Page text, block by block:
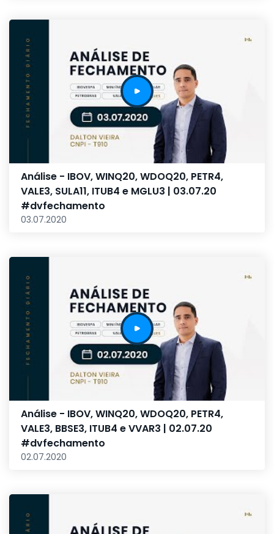
Análise - IBOV, WINQ20, WDOQ20, PETR4,
VALE3, SULA11, ITUB4 e MGLU3 | 03.07.20
#dvfechamento
03.07.2020
Análise - IBOV, WINQ20, WDOQ20, PETR4,
VALE3, BBSE3, ITUB4 e VVAR3 | 02.07.20
#dvfechamento
02.07.2020